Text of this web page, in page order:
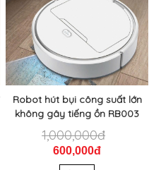
Robot hút bụi công suất lớn
không gây tiếng ồn RB003
1,000,000đ
600,000đ